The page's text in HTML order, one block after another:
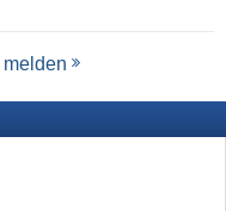
melden